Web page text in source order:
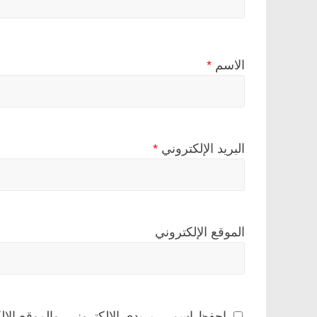
الاسم *
البريد الإلكتروني *
الموقع الإلكتروني